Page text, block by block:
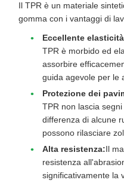
Il TPR è un materiale
gomma con i vantaggi di
Eccellente
TPR è morbido ed
assorbire
guida agevole per le
Protezione dei
TPR non lascia
differenza di alcune
possono rilasciare
Alta resistenza:Il
resistenza
significativamente la